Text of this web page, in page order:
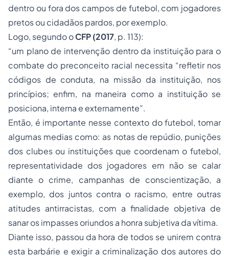
dentro ou fora dos campos de futebol, com jogadores
pretos ou cidadãos pardos, por exemplo.
Logo, segundo oCFP (2017, p. 113):
“um plano de intervenção dentro da instituição para o
combate do preconceito racial necessita “refletir nos
códigos de conduta, na missão da instituição, nos
princípios; enfim, na maneira como a instituição se
posiciona, interna e externamente”.
Então, é importante nesse contexto do futebol, tomar
algumas medias como: as notas de repúdio, punições
dos clubes ou instituições que coordenam o futebol,
representatividade dos jogadores em não se calar
diante o crime, campanhas de conscientização, a
exemplo, dos juntos contra o racismo, entre outras
atitudes antirracistas, com a finalidade objetiva de
sanar os impasses oriundos a honra subjetiva da vítima.
Diante isso, passou da hora de todos se unirem contra
esta barbárie e exigir a criminalização dos autores do